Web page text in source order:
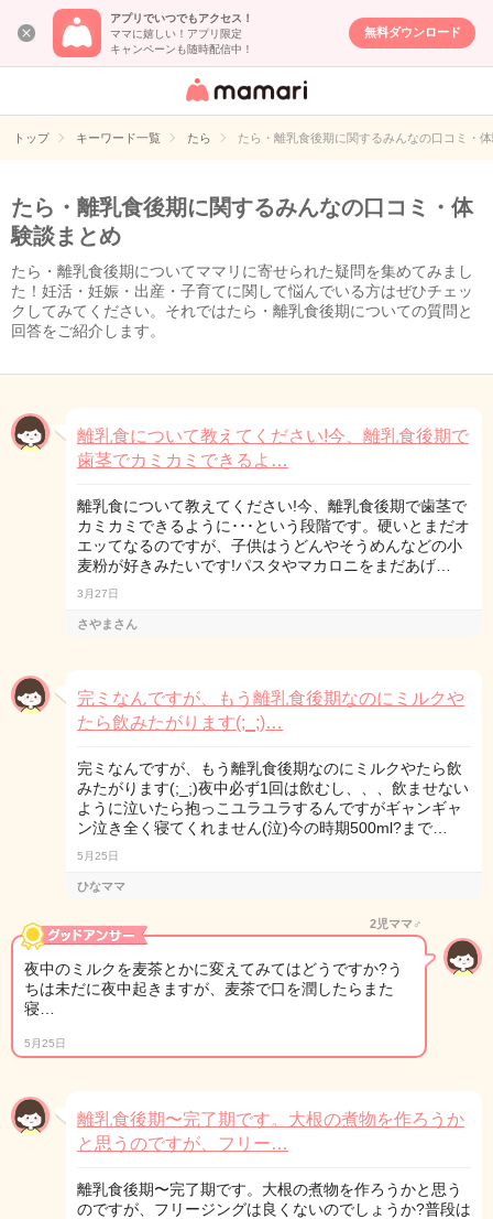
アプリでいつでもアクセス！
ママに嬉しい！アプリ限定
キャンペーンも随時配信中！
無料ダウンロード
女性専用匿名QA
イト
トップ キーワード一覧 たら たら・離乳食後期に関するみんなの口コミ・
たら・離乳食後期に関するみんなの口コミ・体
験談まとめ
たら・離乳食後期についてママリに寄せられた疑問を集めてみまし
た！妊活・妊娠・出産・子育てに関して悩んでいる方はぜひチェッ
クしてみてください。それではたら・離乳食後期についての質問と
回答をご紹介します。
離乳食について教えてください!今、離乳食後期で
歯茎でカミカミできるよ…
離乳食について教えてください!今、離乳食後期で歯茎で
カミカミできるように･･･という段階です。硬いとまだオ
エッてなるのですが、子供はうどんやそうめんなどの小
麦粉が好きみたいです!パスタやマカロニをまだあげ…
3月27日
さやまさん
完ミなんですが、もう離乳食後期なのにミルクや
たら飲みたがります(;_;)…
完ミなんですが、もう離乳食後期なのにミルクやたら飲
みたがります(;_;)夜中必ず1回は飲むし、、、飲ませない
ように泣いたら抱っこユラユラするんですがギャンギャ
ン泣き全く寝てくれません(泣)今の時期500ml?まで…
5月25日
ひなママ
2児ママ♂
夜中のミルクを麦茶とかに変えてみてはどうですか?う
ちは未だに夜中起きますが、麦茶で口を潤したらまた
寝…
5月25日
離乳食後期〜完了期です。大根の煮物を作ろうか
と思うのですが、フリー…
離乳食後期〜完了期です。大根の煮物を作ろうかと思う
のですが、フリージングは良くないのでしょうか?普段は